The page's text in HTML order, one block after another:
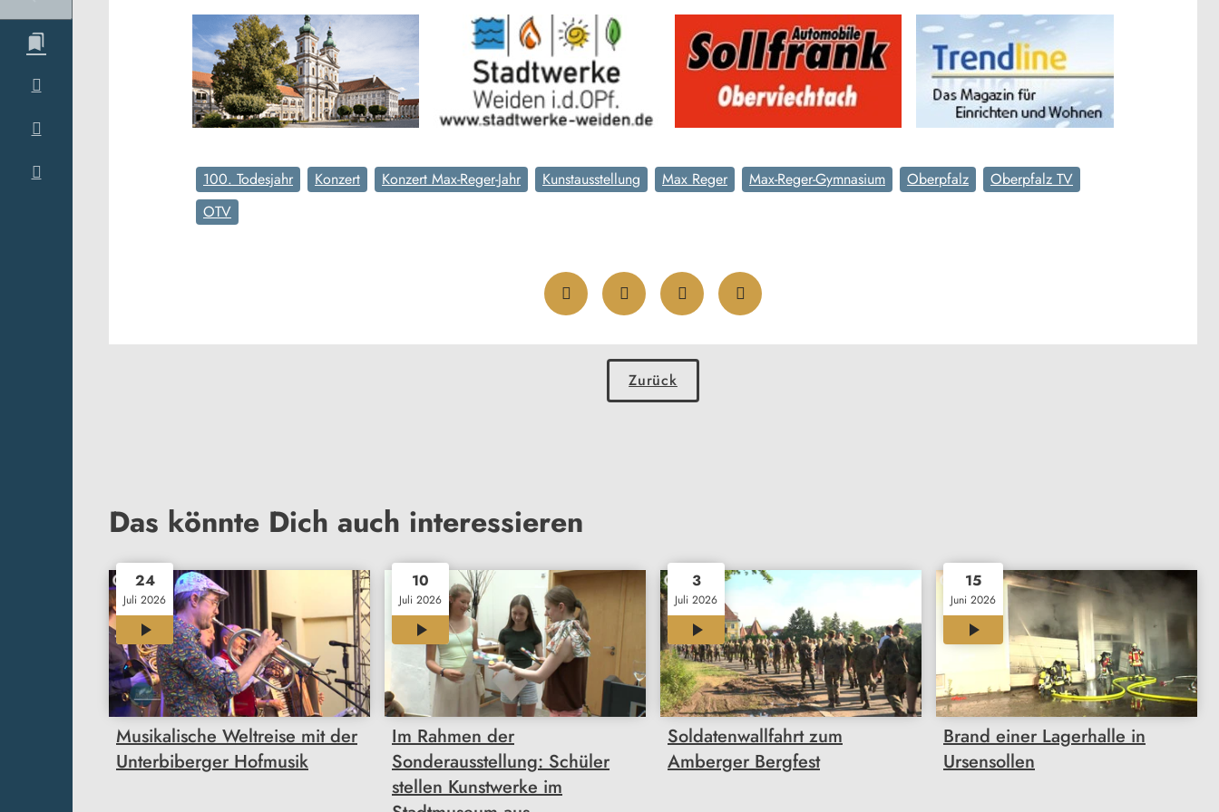
100. Todesjahr Konzert Konzert Max-Reger-Jahr Kunstausstellung Max Reger Max-Reger-Gymnasium Oberpfalz
Oberpfalz TV
OTV
Zurück
Das könnte Dich auch interessieren
24
Juli 2026
00:37
Musikalische Weltreise mit der
Unterbiberger Hofmusik
10
Juli 2026
00:32
Im Rahmen der
Sonderausstellung: Schüler
stellen Kunstwerke im
3
Juli 2026
00:35
Soldatenwallfahrt zum
Amberger Bergfest
15
Juni 2026
Brand einer Lagerhalle in
Ursensollen